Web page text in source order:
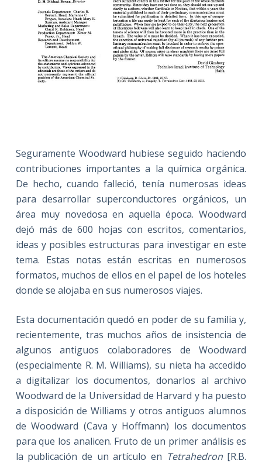
Seguramente Woodward hubiese seguido haciendo
contribuciones importantes a la química orgánica.
De hecho, cuando falleció, tenía numerosas ideas
para desarrollar superconductores orgánicos, un
área muy novedosa en aquella época. Woodward
dejó más de 600 hojas con escritos, comentarios,
ideas y posibles estructuras para investigar en este
tema. Estas notas están escritas en numerosos
formatos, muchos de ellos en el papel de los hoteles
donde se alojaba en sus numerosos viajes.
Esta documentación quedó en poder de su familia y,
recientemente, tras muchos años de insistencia de
algunos antiguos colaboradores de Woodward
(especialmente R. M. Williams), su nieta ha accedido
a digitalizar los documentos, donarlos al archivo
Woodward de la Universidad de Harvard y ha puesto
a disposición de Williams y otros antiguos alumnos
de Woodward (Cava y Hoffmann) los documentos
para que los analicen. Fruto de un primer análisis es
la publicación de un artículo en Tetrahedron[R.B.